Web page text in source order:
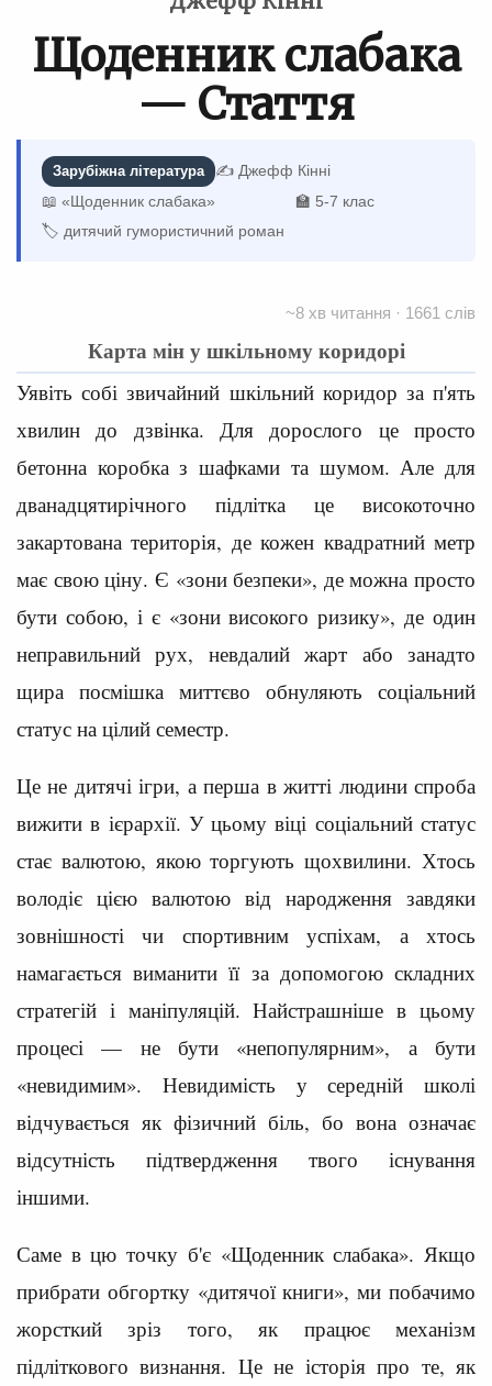
Щоденник слабака
— Стаття
Зарубіжна література
✍️ Джефф Кінні
📖 «Щоденник слабака»
🏫 5-7 клас
🏷 дитячий гумористичний роман
~8 хв читання · 1661 слів
Карта мін у шкільному коридорі
Уявіть собі звичайний шкільний коридор за п'ять
хвилин до дзвінка. Для дорослого це просто
бетонна коробка з шафками та шумом. Але для
дванадцятирічного підлітка це високоточно
закартована територія, де кожен квадратний метр
має свою ціну. Є «зони безпеки», де можна просто
бути собою, і є «зони високого ризику», де один
неправильний рух, невдалий жарт або занадто
щира посмішка миттєво обнуляють соціальний
статус на цілий семестр.
Це не дитячі ігри, а перша в житті людини спроба
вижити в ієрархії. У цьому віці соціальний статус
стає валютою, якою торгують щохвилини. Хтось
володіє цією валютою від народження завдяки
зовнішності чи спортивним успіхам, а хтось
намагається виманити її за допомогою складних
стратегій і маніпуляцій. Найстрашніше в цьому
процесі — не бути «непопулярним», а бути
«невидимим». Невидимість у середній школі
відчувається як фізичний біль, бо вона означає
відсутність підтвердження твого існування
іншими.
Саме в цю точку б'є «Щоденник слабака». Якщо
прибрати обгортку «дитячої книги», ми побачимо
жорсткий зріз того, як працює механізм
підліткового визнання. Це не історія про те, як